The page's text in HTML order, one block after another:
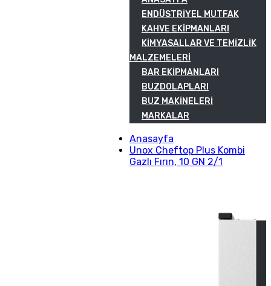
ENDÜSTRIYEL MUTFAK
KAHVE EKIPMANLARI
KIMYASALLAR VE TEMIZLIK
MALZEMELERI
BAR EKIPMANLARI
BUZDOLAPLARI
BUZ MAKINELERI
MARKALAR
Anasayfa
Unox Cheftop Plus Kombi
Gazlı Fırın, 10 GN 2/1